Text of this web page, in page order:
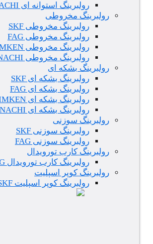
رولبرینگ استوانه ای NACHI
رولبرینگ مخروطی
رولبرینگ مخروطی SKF
رولبرینگ مخروطی FAG
رولبرینگ مخروطی TIMKEN
رولبرینگ مخروطی NACHI
رولبرینگ بشکه ای
رولبرینگ بشکه ای SKF
رولبرینگ بشکه ای FAG
رولبرینگ بشکه ای TIMKEN
رولبرینگ بشکه ای NACHI
رولبرینگ سوزنی
رولبرینگ سوزنی SKF
رولبرینگ سوزنی FAG
رولبرینگ کارب تورویدال
رولبرینگ کارب تورویدال FAG
رولبرینگ کوپر اسپلیت
رولبرینگ کوپر اسپلیت SKF